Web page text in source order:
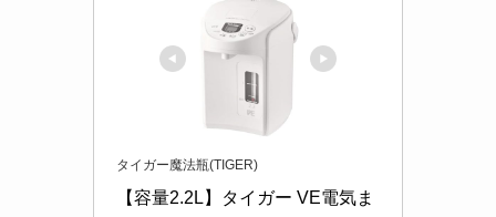
タイガー魔法瓶(TIGER)
【容量2.2L】タイガー VE電気ま